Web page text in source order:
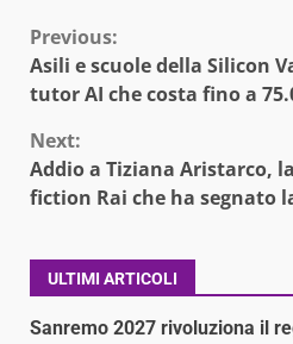
Continue
Reading
Previous:
Asili e scuole della Silicon
tutor AI che costa fino a
Next:
Addio a Tiziana Aristarco,
fiction Rai che ha segnato
ULTIMI ARTICOLI
Sanremo 2027 rivoluziona il